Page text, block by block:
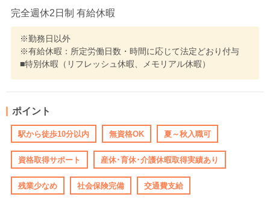
完全週休2日制 有給休暇
※勤務日以外
※有給休暇：所定労働日数・時間に応じて法定どおり付与
■特別休暇（リフレッシュ休暇、メモリアル休暇）
ポイント
駅から徒歩10分以内 無資格OK 夏～秋入職可
資格取得サポート 産休･育休･介護休暇取得実績あり
残業少なめ 社会保険完備 交通費支給